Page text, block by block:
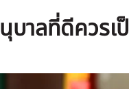
บาลที่ดีควรเ